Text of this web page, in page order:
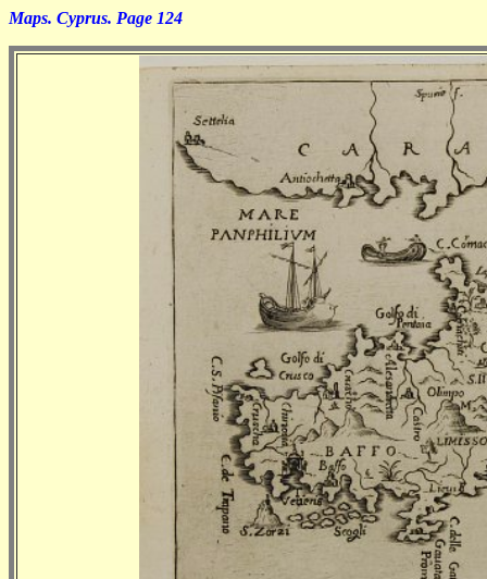
Maps. Cyprus. Page 124